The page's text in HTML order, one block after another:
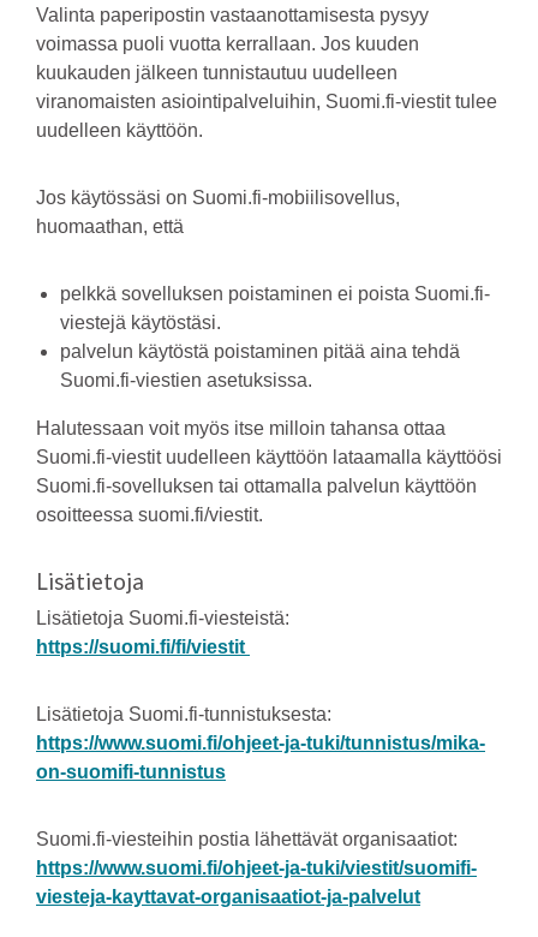
Valinta paperipostin vastaanottamisesta pysyy
voimassa puoli vuotta kerrallaan. Jos kuuden
kuukauden jälkeen tunnistautuu uudelleen
viranomaisten asiointipalveluihin, Suomi.fi-viestit tulee
uudelleen käyttöön.
Jos käytössäsi on Suomi.fi-mobiilisovellus,
huomaathan, että
pelkkä sovelluksen poistaminen ei poista Suomi.fi-
viestejä käytöstäsi.
palvelun käytöstä poistaminen pitää aina tehdä
Suomi.fi-viestien asetuksissa.
Halutessaan voit myös itse milloin tahansa ottaa
Suomi.fi-viestit uudelleen käyttöön lataamalla käyttöösi
Suomi.fi-sovelluksen tai ottamalla palvelun käyttöön
osoitteessa suomi.fi/viestit.
Lisätietoja
Lisätietoja Suomi.fi-viesteistä:
https://suomi.fi/fi/viestit
Lisätietoja Suomi.fi-tunnistuksesta:
https://www.suomi.fi/ohjeet-ja-tuki/tunnistus/mika-
on-suomifi-tunnistus
Suomi.fi-viesteihin postia lähettävät organisaatiot:
https://www.suomi.fi/ohjeet-ja-tuki/viestit/suomifi-
viesteja-kayttavat-organisaatiot-ja-palvelut